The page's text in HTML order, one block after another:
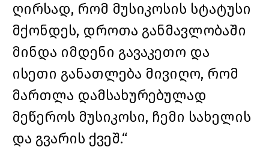
ღირსად, რომ მუსიკოსის სტატუსი
მქონდეს, დროთა განმავლობაში
მინდა იმდენი გავაკეთო და
ისეთი განათლება მივიღო, რომ
მართლა დამსახურებულად
მეწეროს მუსიკოსი, ჩემი სახელის
და გვარის ქვეშ.“